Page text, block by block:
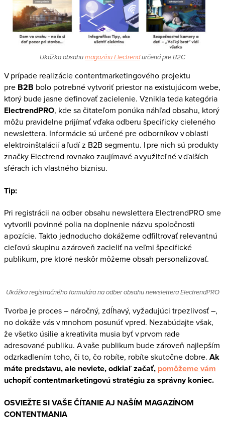
Ukážka obsahumagazínu Electrendurčená pre B2C
V prípade realizácie contentmarketingového projektu
pre B2B bolo potrebné vytvoriť priestor na existujúcom webe,
ktorý bude jasne definovať zacielenie. Vznikla teda kategória
ElectrendPRO, kde sa čitateľom ponúka náhľad obsahu, ktorý
môžu pravidelne prijímať vďaka odberu špecificky cieleného
newslettera. Informácie sú určené pre odborníkov v oblasti
elektroinštalácií a ľudí z B2B segmentu. I pre nich sú produkty
značky Electrend rovnako zaujímavé a využiteľné v ďalších
sférach ich vlastného biznisu.
Tip:
Pri registrácii na odber obsahu newslettera ElectrendPRO sme
vytvorili povinné polia na doplnenie názvu spoločnosti
a pozície. Takto jednoducho dokážeme odfiltrovať relevantnú
cieľovú skupinu a zároveň zacieliť na veľmi špecifické
publikum, pre ktoré neskôr môžeme obsah personalizovať.
Ukážka registračného formulára na odber obsahu newslettera ElectrendPRO
Tvorba je proces – náročný, zdĺhavý, vyžadujúci trpezlivosť –,
no dokáže vás v mnohom posunúť vpred. Nezabúdajte však,
že všetko úsilie a kreativita musia byť v prvom rade
adresované publiku. A vaše publikum bude zároveň najlepším
odzrkadlením toho, či to, čo robíte, robíte skutočne dobre. Ak
máte predstavu, ale neviete, odkiaľ začať, pomôžeme vám
uchopiť contentmarketingovú stratégiu za správny koniec.
OSVIEŽTE SI VAŠE ČÍTANIE AJ NAŠÍM MAGAZÍNOM
CONTENTMANIA